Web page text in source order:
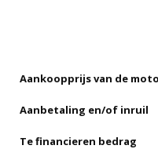
Aankoopprijs van de
Aanbetaling en/of inruil
Te financieren bedrag